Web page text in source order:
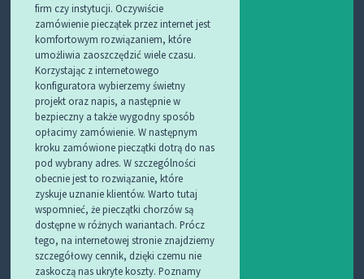
firm czy instytucji. Oczywiście
zamówienie pieczątek przez internet jest
komfortowym rozwiązaniem, które
umożliwia zaoszczędzić wiele czasu.
Korzystając z internetowego
konfiguratora wybierzemy świetny
projekt oraz napis, a następnie w
bezpieczny a także wygodny sposób
opłacimy zamówienie. W następnym
kroku zamówione pieczątki dotrą do nas
pod wybrany adres. W szczególności
obecnie jest to rozwiązanie, które
zyskuje uznanie klientów. Warto tutaj
wspomnieć, że pieczątki chorzów są
dostępne w różnych wariantach. Prócz
tego, na internetowej stronie znajdziemy
szczegółowy cennik, dzięki czemu nie
zaskoczą nas ukryte koszty. Poznamy